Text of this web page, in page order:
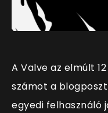
A Valve az elmúlt
számot a
egyedi felhasználó